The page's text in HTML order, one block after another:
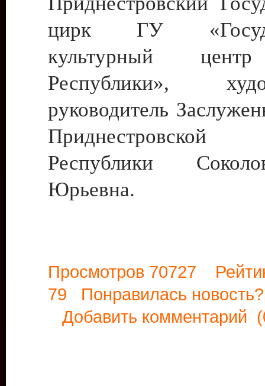
цирк ГУ
культурный
Республики»,
руководитель
Приднестровской
Республики
Юрьевна.
Просмотров 70727
79 Понравилась
Добавить комментарий